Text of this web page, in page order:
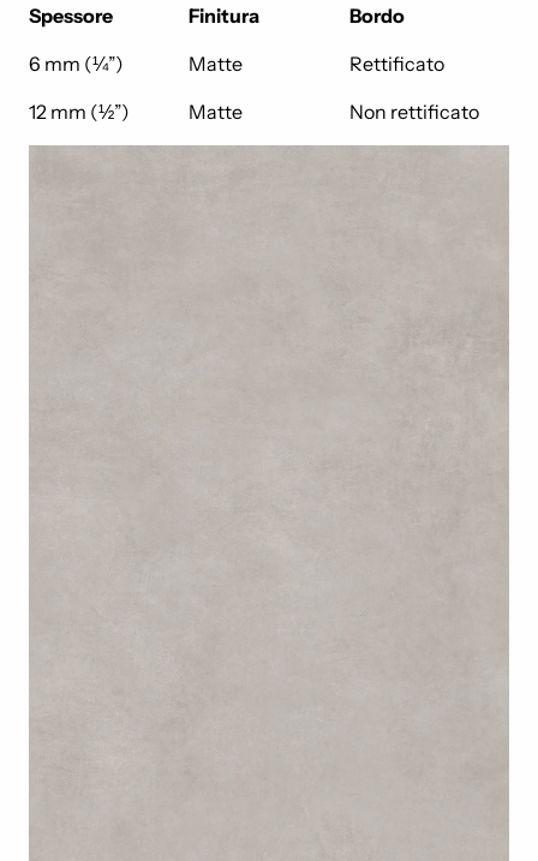
Spessore Finitura
Bordo
6 mm (¼”)
Matte
Rettificato
12 mm (½”)
Matte Non rettificato